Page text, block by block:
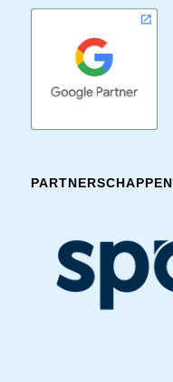
PARTNERSCHAPPEN